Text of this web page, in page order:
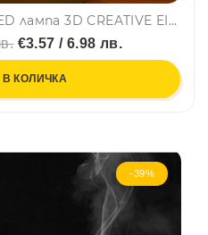
Стилна триизмерна LED лампа 3D CREATIVE EIFFEL TOWER
€3.57 / 6.98 лв.
КОЛИЧКА
-39%